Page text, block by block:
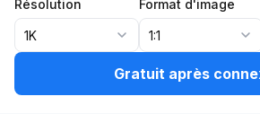
Résolution
1K
Format d'image
1:1
Gratuit après